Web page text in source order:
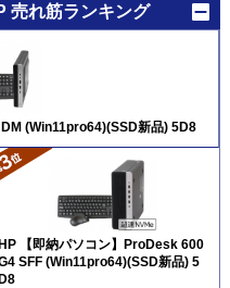
売れ筋ランキング
(Win11pro64)(SSD新品) 5D8
【即納パソコン】ProDesk 600
SFF (Win11pro64)(SSD新品) 5